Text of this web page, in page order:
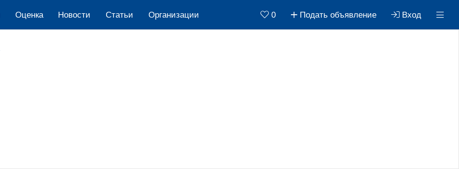
Оценка Новости Cтатьи Организации 0 Подать объявление Вход